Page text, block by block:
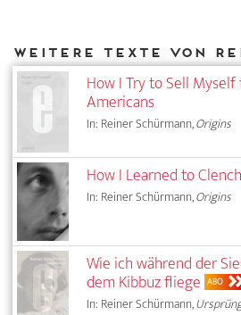
How I Try to Sell
Americans
In: Reiner Schürmann,Origins
How I Learned to
In: Reiner Schürmann,Origins
Wie ich während der
dem Kibbuz fliege ABO
In: Reiner Schürmann,